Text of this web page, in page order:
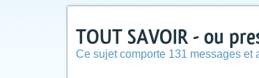
TOUT SAVOIR - ou
Ce sujet comporte 131 messages et